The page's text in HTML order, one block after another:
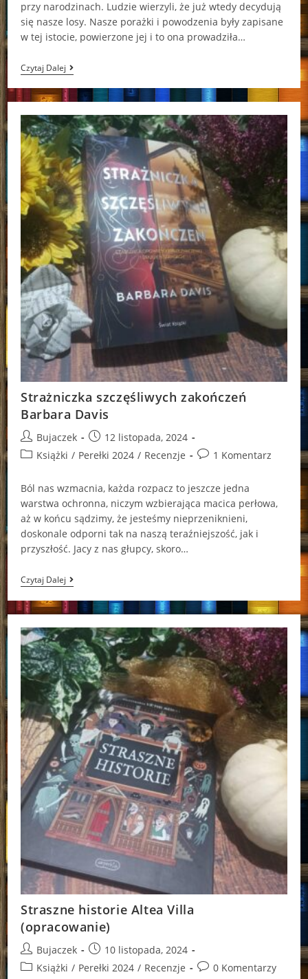
przy narodzinach. Ludzie wierzyli, że już wtedy decydują
się nasze losy. Nasze porażki i powodzenia były zapisane
w tej istocie, powierzone jej i to ona prowadziła…
Czytaj DalejJeleni
Sztylet
Marta
Mrozińska
Strażniczka szczęśliwych zakończeń
Barbara Davis
Post
author:
Bujaczek
Post
published:
12 listopada, 2024
PostKsiążki / Perełki 2024 / Recenzje
Post1 Komentarz
Ból nas wzmacnia, każda rozpacz to jeszcze jedna
warstwa ochronna, niczym wzbierająca macica perłowa,
aż w końcu sądzimy, że jesteśmy nieprzeniknieni,
doskonale odporni tak na naszą teraźniejszość, jak i
przyszłość. Jacy z nas głupcy, skoro…
Czytaj DalejStrażniczka
Szczęśliwych
Zakończeń
Barbara
Straszne historie Altea Villa
(opracowanie)
Post
author:
Bujaczek
Post
published:
10 listopada, 2024
PostKsiążki / Perełki 2024 / Recenzje
Post0 Komentarzy